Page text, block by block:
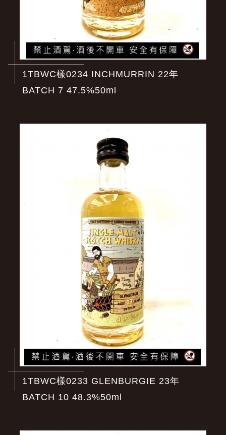
1TBWC樣0234 INCHMURRIN 22年
BATCH 7 47.5%50ml
1TBWC樣0233 GLENBURGIE 23年
BATCH 10 48.3%50ml